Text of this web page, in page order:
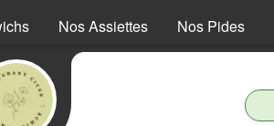
Nos Assiettes Nos Pides